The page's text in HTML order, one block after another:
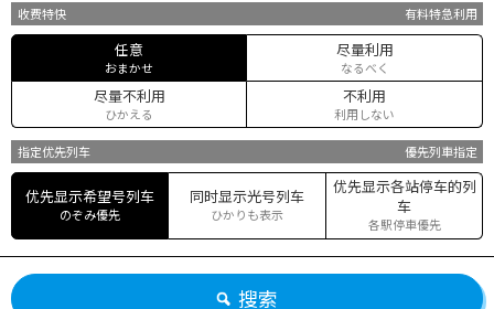
收费特快 有料特急利用
任意
おまかせ
尽量利用
なるべく
尽量不利用
ひかえる
不利用
利用しない
指定优先列车 優先列車指定
优先显示希望号列车
のぞみ優先
同时显示光号列车
ひかりも表示
优先显示各站停车的列
车
各駅停車優先
搜索